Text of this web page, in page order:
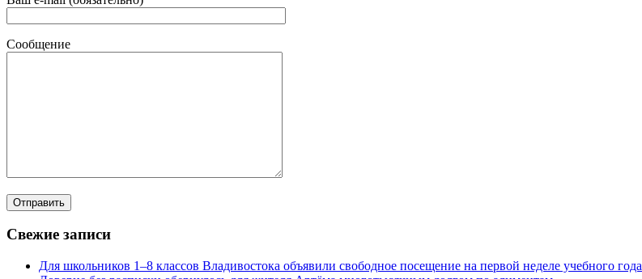
Сообщение
Свежие записи
Для школьников 1–8 классов Владивостока объявили свободное посещение на первой неделе учебного года